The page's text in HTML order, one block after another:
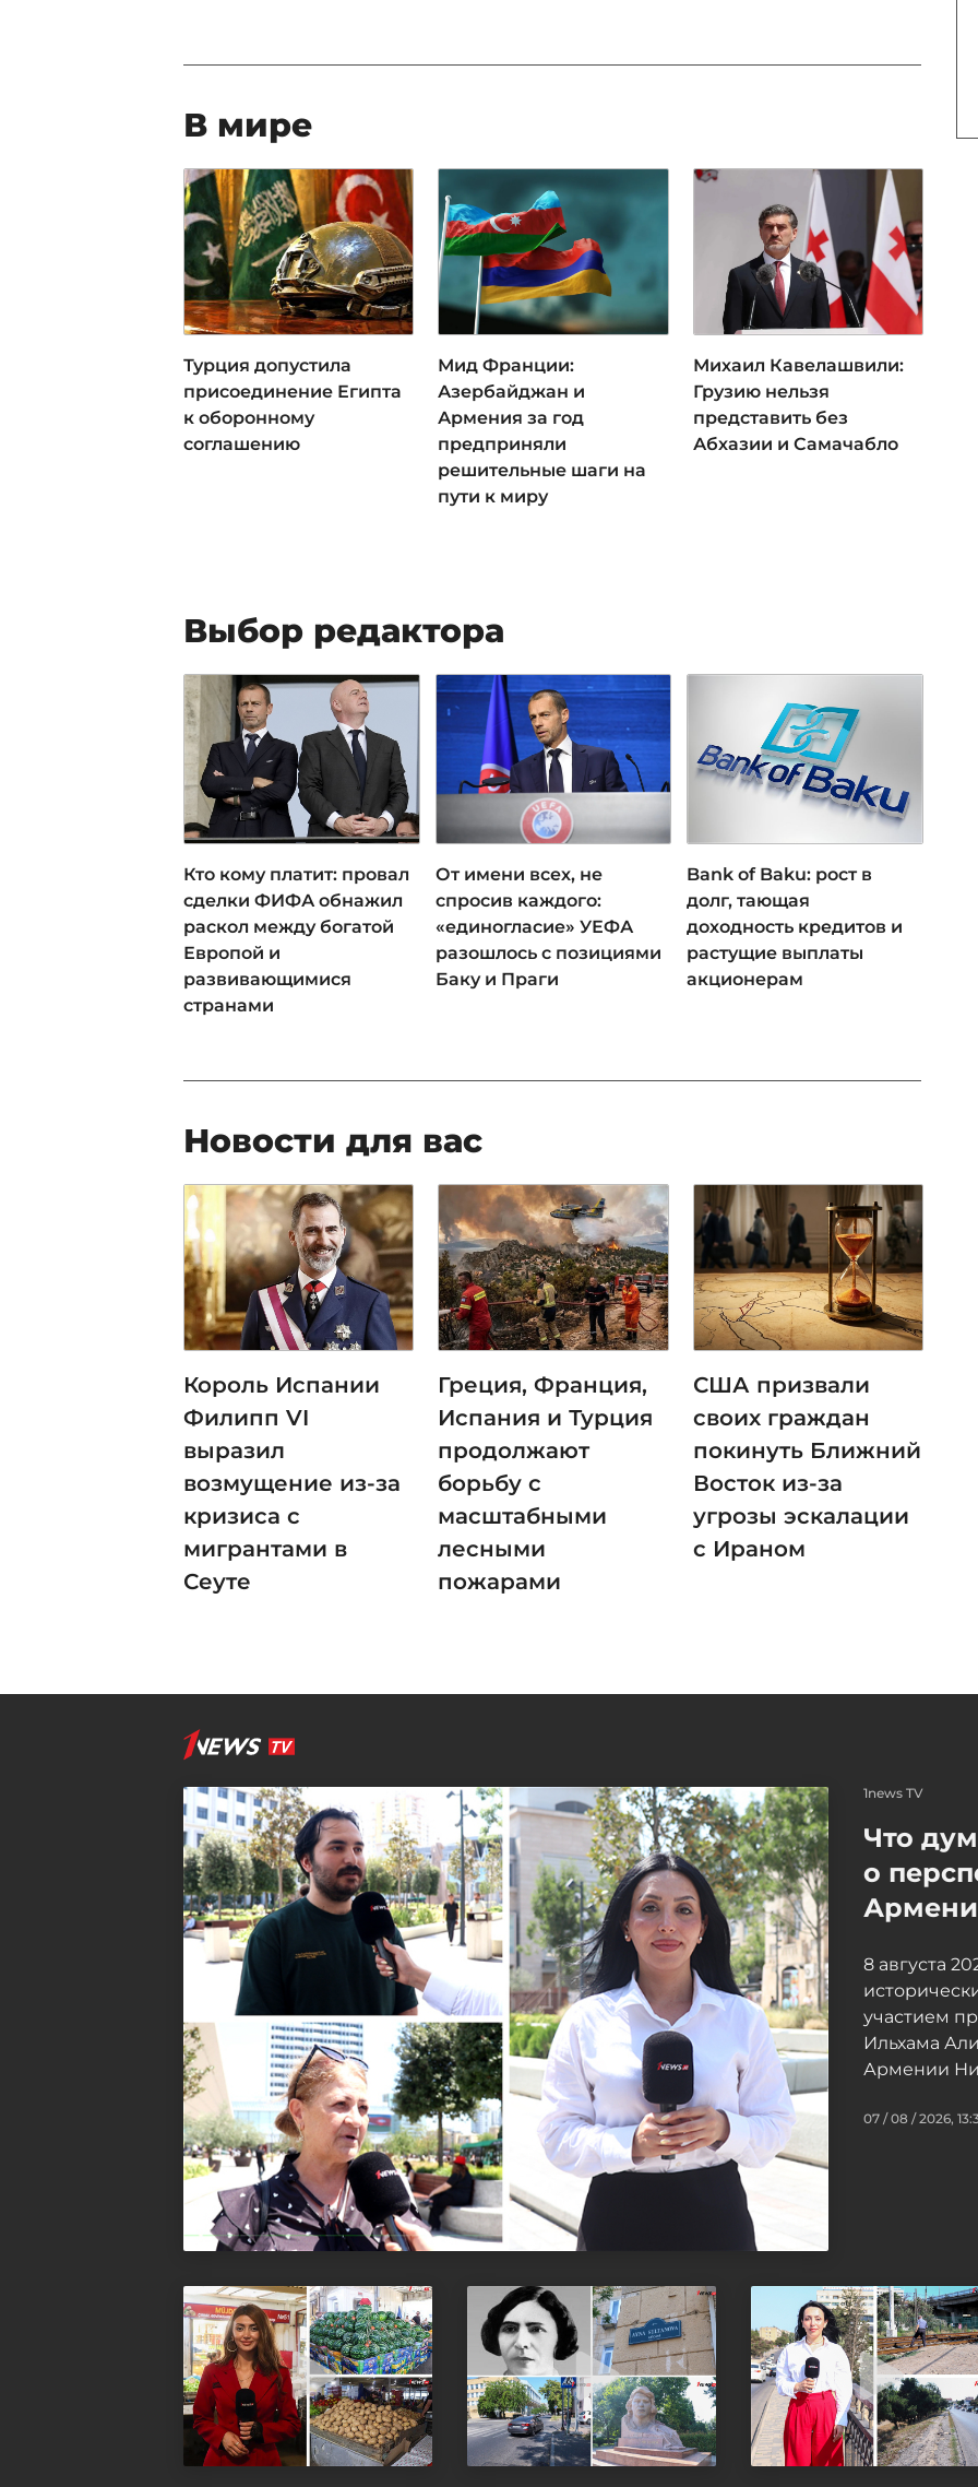
В мире
Турция допустила
присоединение Египта
к оборонному
соглашению
Мид Франции:
Азербайджан и
Армения за год
предприняли
решительные шаги на
пути к миру
Михаил Кавелашвили:
Грузию нельзя
представить без
Абхазии и Самачабло
Выбор редактора
Кто кому платит: провал
сделки ФИФА обнажил
раскол между богатой
Европой и
развивающимися
странами
От имени всех, не
спросив каждого:
«единогласие» УЕФА
разошлось с позициями
Баку и Праги
Bank of Baku: рост в
долг, тающая
доходность кредитов и
растущие выплаты
акционерам
Новости для вас
Король Испании
Филипп VI
выразил
возмущение из-за
кризиса с
мигрантами в
Сеуте
Греция, Франция,
Испания и Турция
продолжают
борьбу с
масштабными
лесными
пожарами
США призвали
своих граждан
покинуть Ближний
Восток из-за
угрозы эскалации
с Ираном
1news TV
Что
о
8 августа
участием
Ильхама
Армении
07 / 08 / 2026,